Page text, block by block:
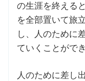
シスター中島の講座
教区カテキスタの講
の生涯を終える
を全部置いて旅
し、人のために
ていくことができ
人のために差し